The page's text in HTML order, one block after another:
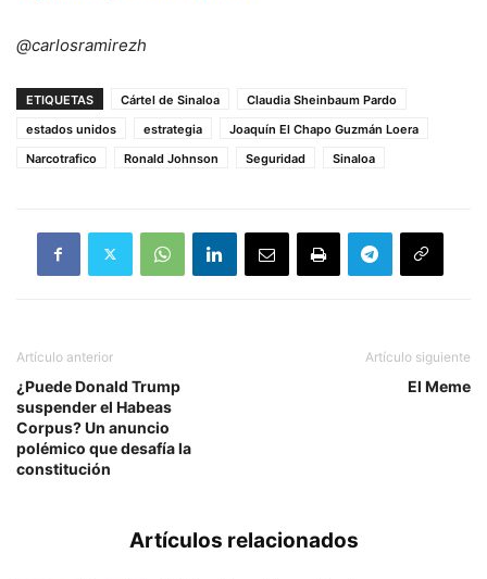
@carlosramirezh
ETIQUETAS Cártel de Sinaloa
Claudia Sheinbaum Pardo
estados unidos
estrategia
Joaquín El Chapo Guzmán Loera
Narcotrafico
Ronald Johnson Seguridad Sinaloa
Artículo anterior
¿Puede Donald Trump
suspender el Habeas
Corpus? Un anuncio
polémico que desafía la
constitución
Artículo siguiente
El Meme
Artículos relacionados